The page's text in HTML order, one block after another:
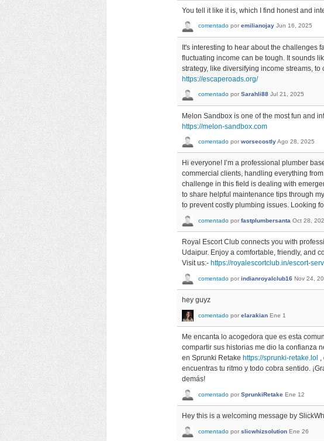
You tell it like it is, which I find honest and
comentado por emilianojay Jun 16, 2025
It's interesting to hear about the challenges
fluctuating income can be tough. It sounds
strategy, like diversifying income streams,
https://escaperoads.org/
comentado por Sarahli88 Jul 21, 2025
Melon Sandbox is one of the most fun and
https://melon-sandbox.com
comentado por worsecostlyAgo 28, 2025
Hi everyone! I’m a professional plumber
commercial clients, handling everything
challenge in this field is dealing with
to share helpful maintenance tips through
to prevent costly plumbing issues. Looking
comentado por fastplumbersanta Oct 28,
Royal Escort Club connects you with
Udaipur. Enjoy a comfortable, friendly, and
Visit us:- https://royalescortclub.in/escort-
comentado por indianroyalclub16 Nov 24,
hey guyz
comentado por elarakian Ene 1
Me encanta lo acogedora que es esta
compartir sus historias me dio la confianza
en Sprunki Retake https://sprunki-retake.lol ,
encuentras tu ritmo y todo cobra sentido.
demás!
comentado por SprunkiRetake Ene 12
Hey this is a welcoming message by
comentado por slicwhizsolution Ene 26